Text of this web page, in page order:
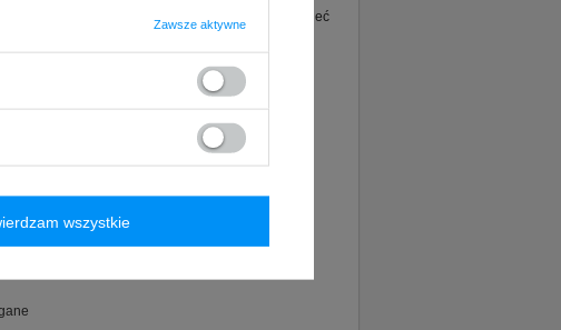
tego produktu. Postaramy się odpowiedzieć
Zawsze aktywne
wszystkie